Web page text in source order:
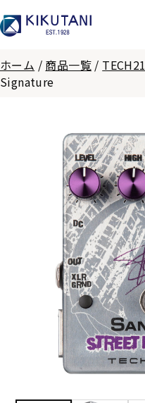
ホーム / 商品一覧 / TECH21
Signature